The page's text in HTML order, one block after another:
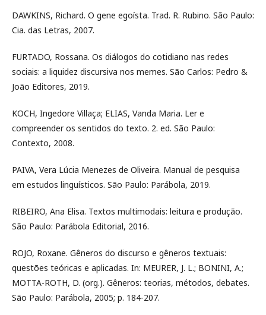
DAWKINS, Richard. O gene egoísta. Trad. R. Rubino. São Paulo:
Cia. das Letras, 2007.
FURTADO, Rossana. Os diálogos do cotidiano nas redes
sociais: a liquidez discursiva nos memes. São Carlos: Pedro &
João Editores, 2019.
KOCH, Ingedore Villaça; ELIAS, Vanda Maria. Ler e
compreender os sentidos do texto. 2. ed. São Paulo:
Contexto, 2008.
PAIVA, Vera Lúcia Menezes de Oliveira. Manual de pesquisa
em estudos linguísticos. São Paulo: Parábola, 2019.
RIBEIRO, Ana Elisa. Textos multimodais: leitura e produção.
São Paulo: Parábola Editorial, 2016.
ROJO, Roxane. Gêneros do discurso e gêneros textuais:
questões teóricas e aplicadas. In: MEURER, J. L.; BONINI, A.;
MOTTA-ROTH, D. (org.). Gêneros: teorias, métodos, debates.
São Paulo: Parábola, 2005; p. 184-207.